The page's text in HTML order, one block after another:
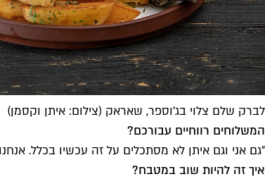
לברק שלם צלוי בג׳וספר, שאראק (צילום: איתן וקסמן)
המשלוחים רווחיים עבורכם?
״גם אני וגם איתן לא מסתכלים על זה עכשיו בכלל.
איך זה להיות שוב במטבח?